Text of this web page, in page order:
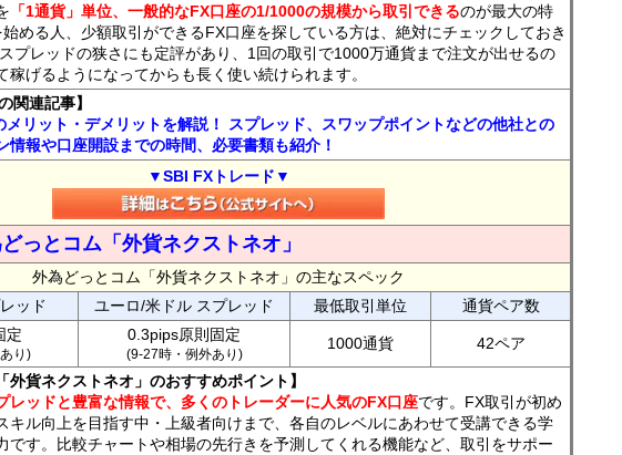
「1通貨」単位、一般的なFX口座の1/1000の規模から取引できるのが最大の特
める人、少額取引ができるFX口座を探している方は、絶対にチェックしておき
プレッドの狭さにも定評があり、1回の取引で1000万通貨まで注文が出せるの
稼げるようになってからも長く使い続けられます。
関連記事】
メリット・デメリットを解説！ スプレッド、スワップポイントなどの他社との
情報や口座開設までの時間、必要書類も紹介！
▼SBI FXトレード▼
っとコム「外貨ネクストネオ」
外為どっとコム「外貨ネクストネオ」の主なスペック
ッド
ユーロ/米ドル スプレッド 最低取引単位
通貨ペア数
定
り)
0.3pips原則固定
(9-27時・例外あり)
1000通貨 42ペア
外貨ネクストネオ」のおすすめポイント】
レッドと豊富な情報で、多くのトレーダーに人気のFX口座です。FX取引が初め
キル向上を目指す中・上級者向けまで、各自のレベルにあわせて受講できる学
です。比較チャートや相場の先行きを予測してくれる機能など、取引をサポー